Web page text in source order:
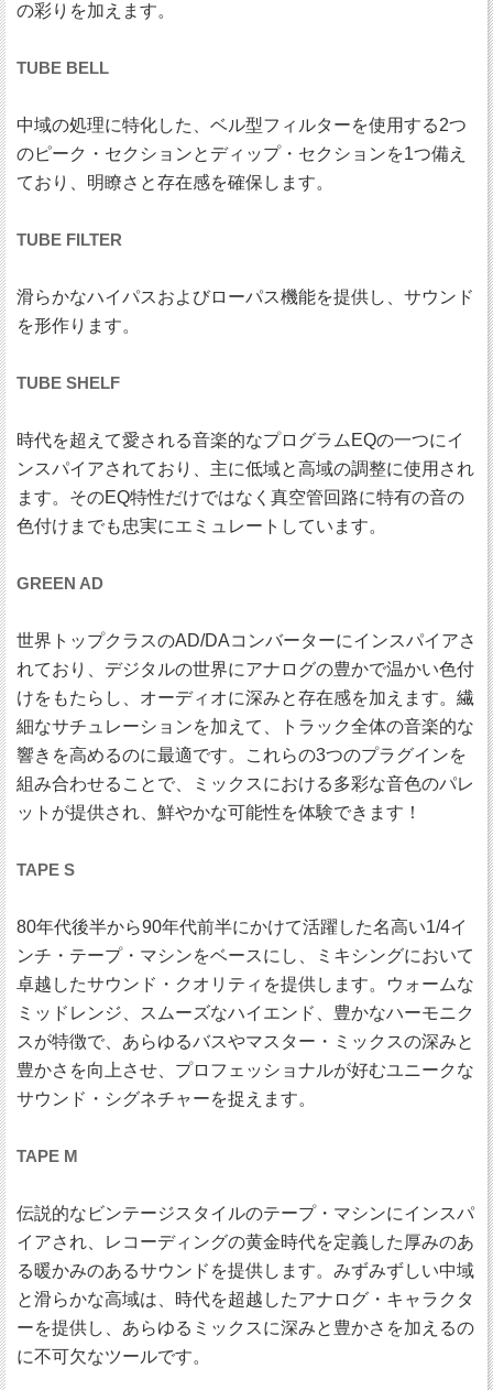
の彩りを加えます。
TUBE BELL
中域の処理に特化した、ベル型フィルターを使用する2つ
のピーク・セクションとディップ・セクションを1つ備え
ており、明瞭さと存在感を確保します。
TUBE FILTER
滑らかなハイパスおよびローパス機能を提供し、サウンド
を形作ります。
TUBE SHELF
時代を超えて愛される音楽的なプログラムEQの一つにイ
ンスパイアされており、主に低域と高域の調整に使用され
ます。そのEQ特性だけではなく真空管回路に特有の音の
色付けまでも忠実にエミュレートしています。
GREEN AD
世界トップクラスのAD/DAコンバーターにインスパイアさ
れており、デジタルの世界にアナログの豊かで温かい色付
けをもたらし、オーディオに深みと存在感を加えます。繊
細なサチュレーションを加えて、トラック全体の音楽的な
響きを高めるのに最適です。これらの3つのプラグインを
組み合わせることで、ミックスにおける多彩な音色のパレ
ットが提供され、鮮やかな可能性を体験できます！
TAPE S
80年代後半から90年代前半にかけて活躍した名高い1/4イ
ンチ・テープ・マシンをベースにし、ミキシングにおいて
卓越したサウンド・クオリティを提供します。ウォームな
ミッドレンジ、スムーズなハイエンド、豊かなハーモニク
スが特徴で、あらゆるバスやマスター・ミックスの深みと
豊かさを向上させ、プロフェッショナルが好むユニークな
サウンド・シグネチャーを捉えます。
TAPE M
伝説的なビンテージスタイルのテープ・マシンにインスパ
イアされ、レコーディングの黄金時代を定義した厚みのあ
る暖かみのあるサウンドを提供します。みずみずしい中域
と滑らかな高域は、時代を超越したアナログ・キャラクタ
ーを提供し、あらゆるミックスに深みと豊かさを加えるの
に不可欠なツールです。